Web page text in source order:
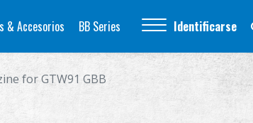
& Accesorios BB Series Identificarse
for GTW91 GBB